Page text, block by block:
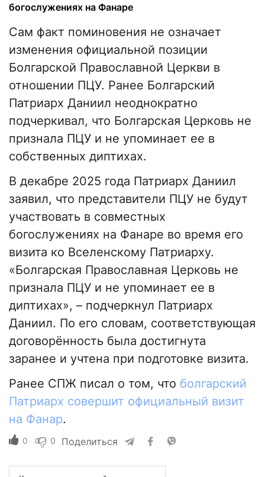
богослужениях на Фанаре
Сам факт поминовения не означает
изменения официальной позиции
Болгарской Православной Церкви в
отношении ПЦУ. Ранее Болгарский
Патриарх Даниил неоднократно
подчеркивал, что Болгарская Церковь не
признала ПЦУ и не упоминает ее в
собственных диптихах.
В декабре 2025 года Патриарх Даниил
заявил, что представители ПЦУ не будут
участвовать в совместных
богослужениях на Фанаре во время его
визита ко Вселенскому Патриарху.
«Болгарская Православная Церковь не
признала ПЦУ и не упоминает ее в
диптихах», – подчеркнул Патриарх
Даниил. По его словам, соответствующая
договорённость была достигнута
заранее и учтена при подготовке визита.
Ранее СПЖ писал о том, что болгарский
Патриарх совершит официальный визит
на Фанар.
0 0 Поделиться